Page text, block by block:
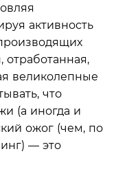
активность
отработанная,
великолепные
что
(а иногда и
ожог (чем, по
— это